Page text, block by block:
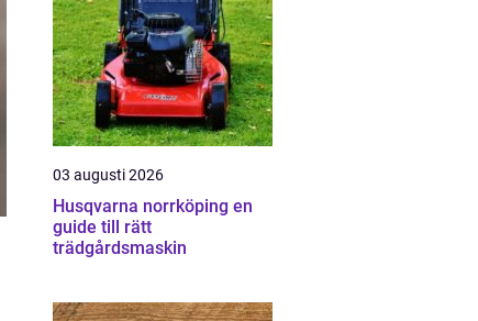
03 augusti 2026
Husqvarna norrköping en
guide till rätt
trädgårdsmaskin